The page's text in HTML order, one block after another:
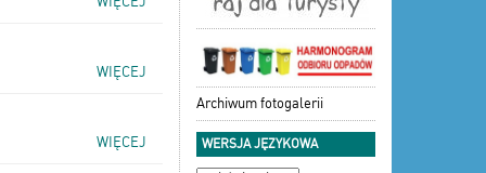
WIĘCEJ
WIĘCEJ
Archiwum fotogalerii
WERSJA JĘZYKOWA